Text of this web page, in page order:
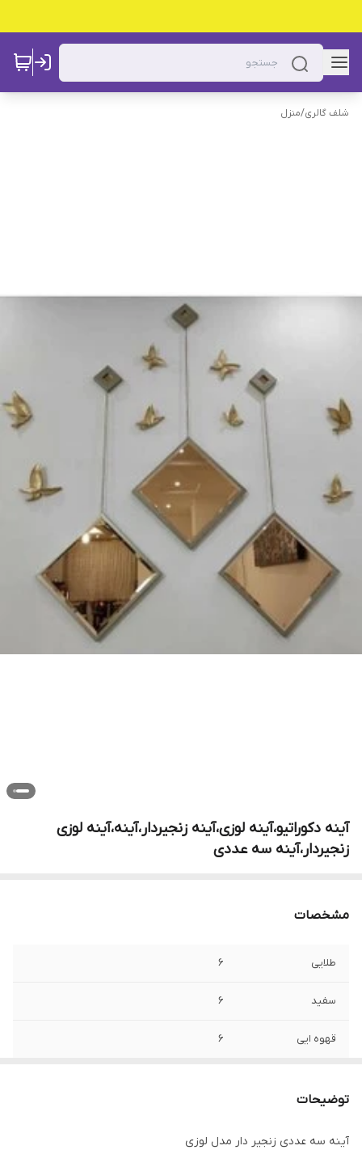
شلف گالری/منزل
آینه دکوراتیو،آینه لوزی،آینه زنجیردار،آینه،آینه لوزی
زنجیردار،آینه سه عددی
مشخصات
طلایی 6
سفید 6
قهوه ایی 6
توضیحات
آینه سه عددی زنجیر دار مدل لوزی